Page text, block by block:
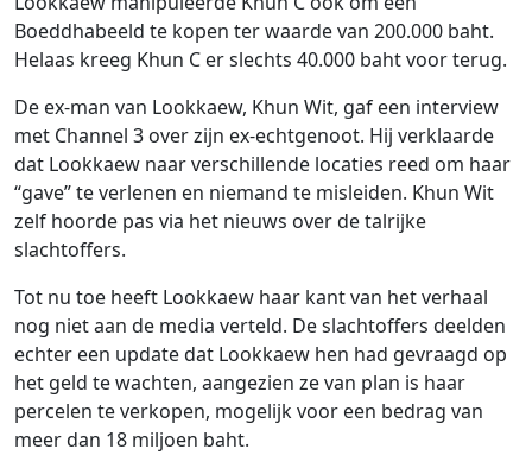
Boeddhabeeld te kopen ter waarde van 200.000 baht.
Helaas kreeg Khun C er slechts 40.000 baht voor terug.
De ex-man van Lookkaew, Khun Wit, gaf een interview
met Channel 3 over zijn ex-echtgenoot. Hij verklaarde
dat Lookkaew naar verschillende locaties reed om haar
“gave” te verlenen en niemand te misleiden. Khun Wit
zelf hoorde pas via het nieuws over de talrijke
slachtoffers.
Tot nu toe heeft Lookkaew haar kant van het verhaal
nog niet aan de media verteld. De slachtoffers deelden
echter een update dat Lookkaew hen had gevraagd op
het geld te wachten, aangezien ze van plan is haar
percelen te verkopen, mogelijk voor een bedrag van
meer dan 18 miljoen baht.